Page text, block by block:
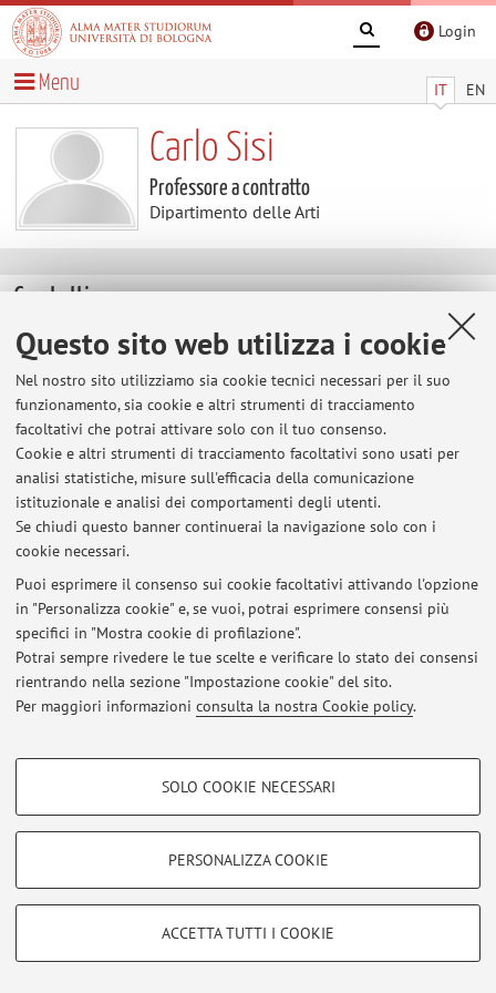
Questo sito web utilizza i cookie
Nel nostro sito utilizziamo sia cookie tecnici necessari per il suo
funzionamento, sia cookie e altri strumenti di tracciamento
facoltativi che potrai attivare solo con il tuo consenso.
Cookie e altri strumenti di tracciamento facoltativi sono usati per
analisi statistiche, misure sull'efficacia della comunicazione
istituzionale e analisi dei comportamenti degli utenti.
Se chiudi questo banner continuerai la navigazione solo con i
cookie necessari.
Puoi esprimere il consenso sui cookie facoltativi attivando l'opzione
in "Personalizza cookie" e, se vuoi, potrai esprimere consensi più
specifici in "Mostra cookie di profilazione".
Potrai sempre rivedere le tue scelte e verificare lo stato dei consensi
rientrando nella sezione "Impostazione cookie" del sito.
Per maggiori informazioni consulta la nostra Cookie policy.
COOKIE DI PROFILAZIONE - FACOLTATIVI
COOKIE TECNICI - NECESSARI
Si tratta di cookie tecnici utilizzati, a titolo esemplificativo, per il corretto
SOLO COOKIE NECESSARI
PERSONALIZZA COOKIE
ACCETTA TUTTI I COOKIE
Login
IT EN
Menu
Carlo Sisi
Professore a contratto
Dipartimento delle Arti
Contatti
E-mail: carlo.sisi@unibo.it
Dipartimento delle Arti
Via Barberia 4, Bologna - Vai alla mappa
Ultimi avvisi
Al momento non sono presenti avvisi.
Area riservata
per gestire tutti i contenuti del sito.
© 2026 - ALMA MATER STUDIORUM - Università di Bologna - Via
Zamboni, 33 - 40126 Bologna - Partita IVA: 01131710376
Privacy|Note legali|Impostazioni Cookie